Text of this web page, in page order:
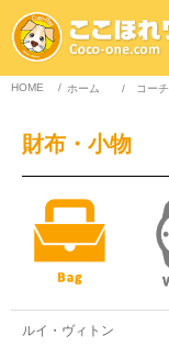
HOME / ホーム / コーチ
財布・小物
ルイ・ヴィトン